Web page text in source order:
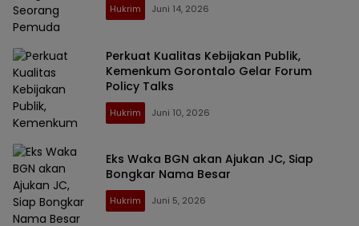
Hukrim Juni 14, 2026
Perkuat Kualitas Kebijakan Publik,
Kemenkum Gorontalo Gelar Forum
Policy Talks
Hukrim Juni 10, 2026
Eks Waka BGN akan Ajukan JC, Siap
Bongkar Nama Besar
Hukrim Juni 5, 2026